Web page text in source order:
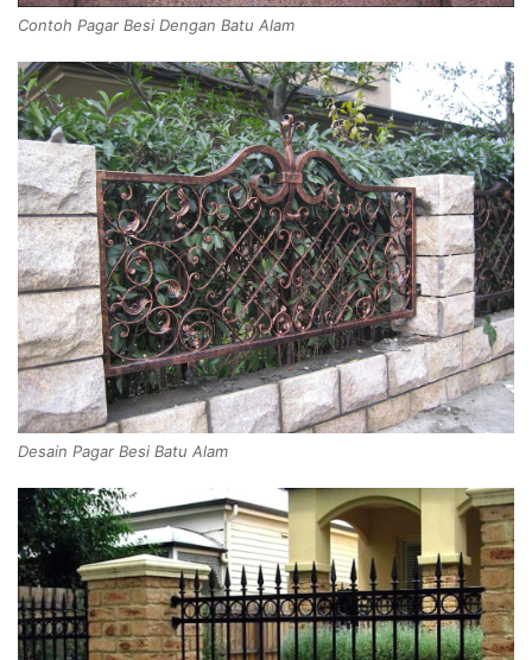
Contoh Pagar Besi Dengan Batu Alam
Desain Pagar Besi Batu Alam